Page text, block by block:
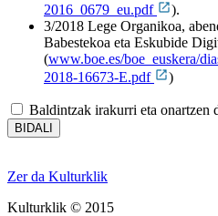
2016_0679_eu.pdf
).
3/2018 Lege Organikoa,
Babestekoa eta Eskubide
(www.boe.es/boe_euskera/
2018-16673-E.pdf
)
Baldintzak irakurri eta onartzen
Zer da Kulturklik
Kulturklik © 2015